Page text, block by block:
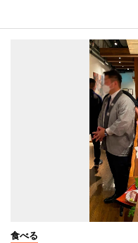
食べる